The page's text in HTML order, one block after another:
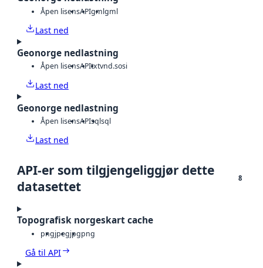
Åpen lisensAPIgmlgml
Last ned
Geonorge nedlastning
Åpen lisensAPItxtvnd.sosi
Last ned
Geonorge nedlastning
Åpen lisensAPIsqlsql
Last ned
API-er som tilgjengeliggjør dette
datasettet
8
Topografisk norgeskart cache
pngjpegjpgpng
Gå til API